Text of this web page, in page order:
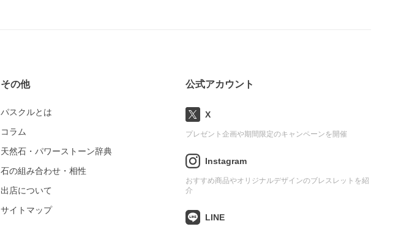
その他
パスクルとは
コラム
天然石・パワーストーン辞典
石の組み合わせ・相性
出店について
サイトマップ
公式アカウント
X
プレゼント企画や期間限定のキャンペーンを開催
Instagram
おすすめ商品やオリジナルデザインのブレスレットを紹
介
LINE